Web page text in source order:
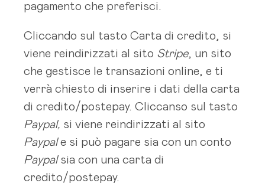
pagamento che preferisci.
Cliccando sul tasto Carta di credito, si
viene reindirizzati al sito Stripe, un sito
che gestisce le transazioni online, e ti
verrà chiesto di inserire i dati della carta
di credito/postepay. Cliccanso sul tasto
Paypal, si viene reindirizzati al sito
Paypale si può pagare sia con un conto
Paypalsia con una carta di
credito/postepay.